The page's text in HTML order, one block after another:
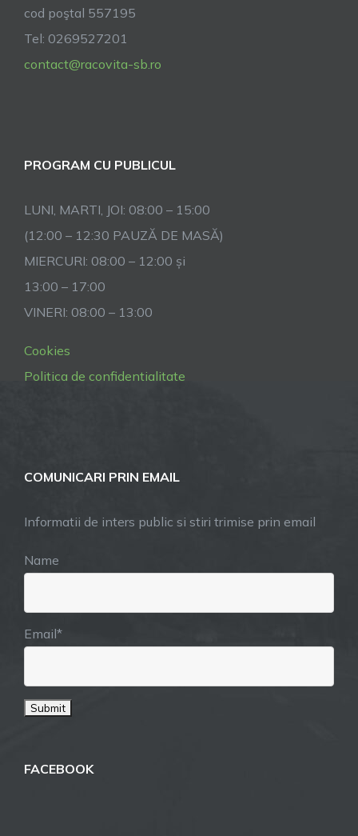
cod poştal 557195
Tel: 0269527201
contact@racovita-sb.ro
PROGRAM CU PUBLICUL
LUNI, MARTI, JOI: 08:00 – 15:00
(12:00 – 12:30 PAUZĂ DE MASĂ)
MIERCURI: 08:00 – 12:00 și
13:00 – 17:00
VINERI: 08:00 – 13:00
Cookies
Politica de confidentialitate
COMUNICARI PRIN EMAIL
Informatii de inters public si stiri trimise prin email
Name
Email*
FACEBOOK